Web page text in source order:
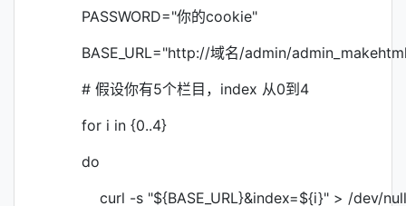
PASSWORD="你的cookie"
BASE_URL="http://域名/admin/
# 假设你有5个栏目，index 从0到4
for i in {0..4}
do
curl -s "${BASE_URL}&index=${i}" > /dev/